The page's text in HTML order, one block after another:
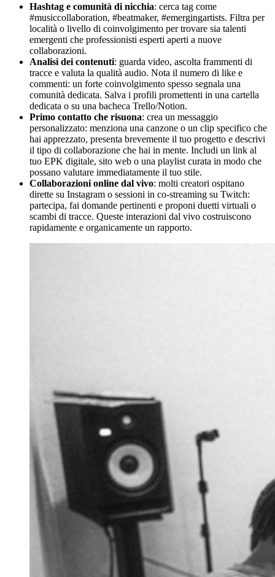
Hashtag e comunità di nicchia: cerca tag come
#musiccollaboration, #beatmaker, #emergingartists. Filtra per
località o livello di coinvolgimento per trovare sia talenti
emergenti che professionisti esperti aperti a nuove
collaborazioni.
Analisi dei contenuti: guarda video, ascolta frammenti di
tracce e valuta la qualità audio. Nota il numero di like e
commenti: un forte coinvolgimento spesso segnala una
comunità dedicata. Salva i profili promettenti in una cartella
dedicata o su una bacheca Trello/Notion.
Primo contatto che risuona: crea un messaggio
personalizzato: menziona una canzone o un clip specifico che
hai apprezzato, presenta brevemente il tuo progetto e descrivi
il tipo di collaborazione che hai in mente. Includi un link al
tuo EPK digitale, sito web o una playlist curata in modo che
possano valutare immediatamente il tuo stile.
Collaborazioni online dal vivo: molti creatori ospitano
dirette su Instagram o sessioni in co-streaming su Twitch:
partecipa, fai domande pertinenti e proponi duetti virtuali o
scambi di tracce. Queste interazioni dal vivo costruiscono
rapidamente e organicamente un rapporto.